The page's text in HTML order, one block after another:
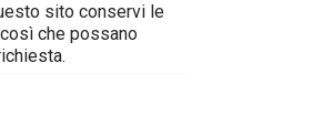
sito conservi le
che possano